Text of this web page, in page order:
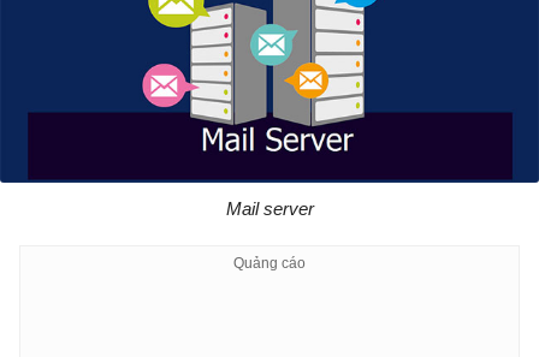
Mail server